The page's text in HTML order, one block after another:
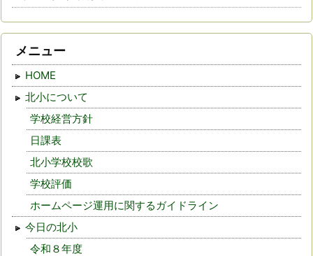
メニュー
HOME
北小について
学校経営方針
日課表
北小学校校歌
学校評価
ホームページ運用に関するガイドライン
今日の北小
令和８年度